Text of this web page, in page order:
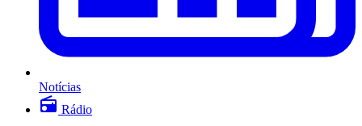
Notícias
Rádio